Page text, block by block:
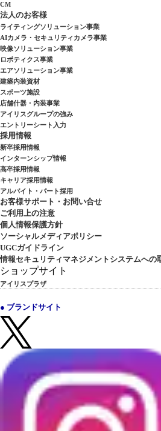
CM
法人のお客様
ライティングソリューション事業
AIカメラ・セキュリティカメラ事業
映像ソリューション事業
ロボティクス事業
エアソリューション事業
建築内装資材
スポーツ施設
店舗什器・内装事業
アイリスグループの強み
エントリーシート入力
採用情報
新卒採用情報
インターンシップ情報
高卒採用情報
キャリア採用情報
アルバイト・パート採用
お客様サポート・お問い合せ
ご利用上の注意
個人情報保護方針
ソーシャルメディアポリシー
UGCガイドライン
情報セキュリティマネジメントシステムへの
ショップサイト
アイリスプラザ
● ブランドサイト